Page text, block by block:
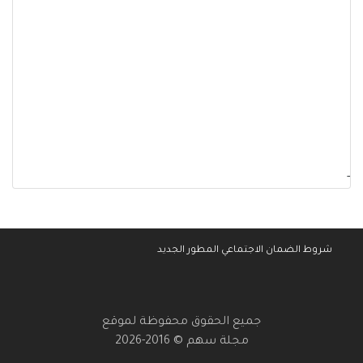
-
شروط الضمان الاجتماعي المطور الجديد
جميع الحقوق محفوظة لموقع
مجلة سهم © 2016-2026